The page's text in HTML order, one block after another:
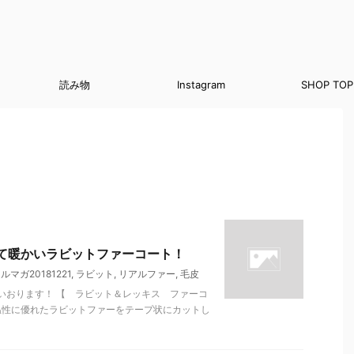
読み物 Instagram SHOP TOP
かいラビットファーコート！
マガ20181221, ラビット , リアルファー, 毛皮
おります！ 【 ラビット＆レッキス ファーコ
に優れたラビットファーをテープ状にカットし